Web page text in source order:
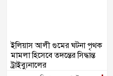
ইলিয়াস আলী গুমের ঘটনা পৃথক
মামলা হিসেবে তদন্তের সিদ্ধান্ত
ট্রাইব্যুনালের